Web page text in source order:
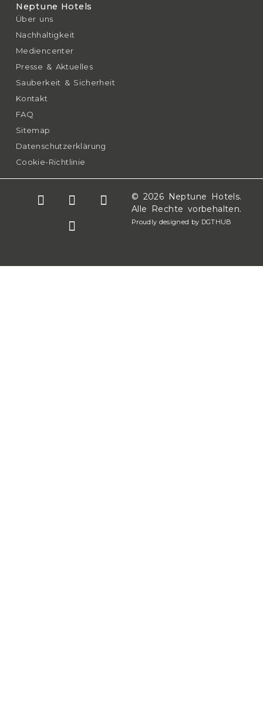
Neptune Hotels
Über uns
Nachhaltigkeit
Mediencenter
Presse & Aktuelles
Sauberkeit & Sicherheit
Kontakt
FAQ
Sitemap
Datenschutzerklärung
Cookie-Richtlinie
© 2026 Neptune Hotels.
Alle Rechte vorbehalten.
Proudly designed by DGTHUB